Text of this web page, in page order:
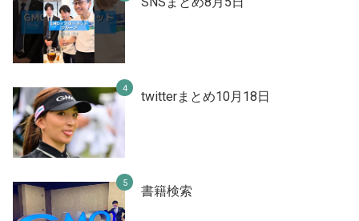
twitterまとめ10月18日
書籍検索